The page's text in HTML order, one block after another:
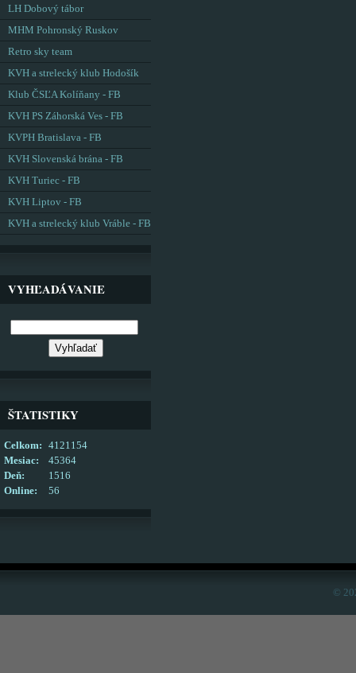
LH Dobový tábor
MHM Pohronský Ruskov
Retro sky team
KVH a strelecký klub Hodošík
Klub ČSĽA Kolíňany - FB
KVH PS Záhorská Ves - FB
KVPH Bratislava - FB
KVH Slovenská brána - FB
KVH Turiec - FB
KVH Liptov - FB
KVH a strelecký klub Vráble - FB
VYHĽADÁVANIE
ŠTATISTIKY
Online: 56
Celkom:
4121154
Mesiac:
45364
Deň:
1516
©